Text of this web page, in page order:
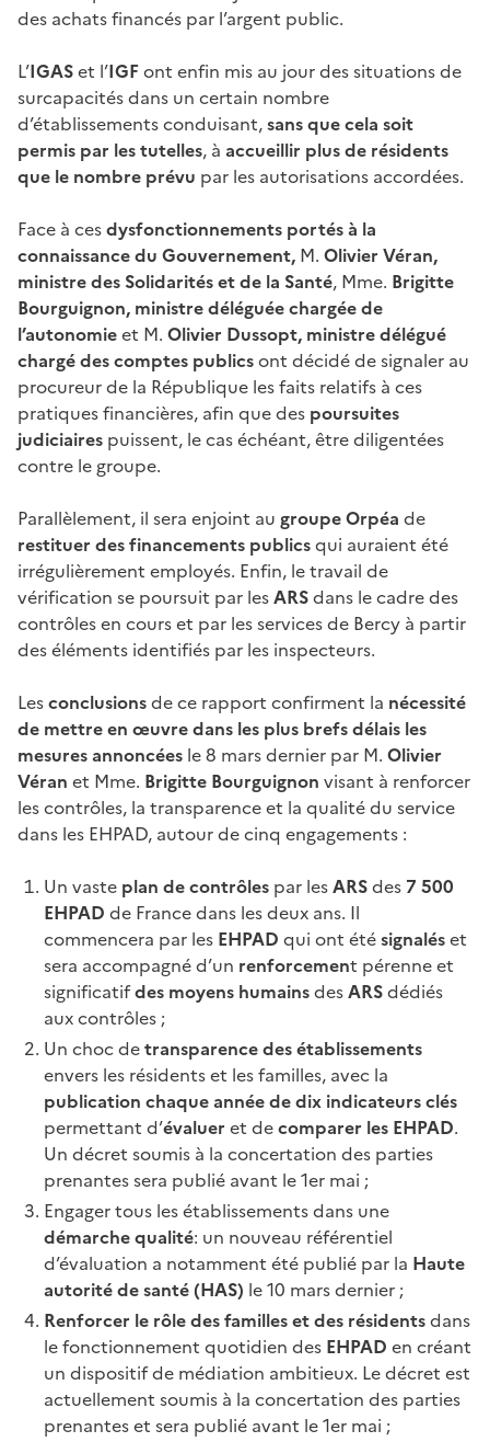
des achats financés par l’argent public.
L’IGASet l’IGFont enfin mis au jour des situations de
surcapacités dans un certain nombre
d’établissements conduisant,sans que cela soit
permis par les tutelles, à accueillir plus de résidents
que le nombre prévu par les autorisations accordées.
Face à cesdysfonctionnements portés à la
connaissance du Gouvernement, M. Olivier Véran,
ministre des Solidarités et de la Santé, Mme. Brigitte
Bourguignon, ministre déléguée chargée de
l’autonomieet M. Olivier Dussopt, ministre délégué
chargé des comptes publicsont décidé de signaler au
procureur de la République les faits relatifs à ces
pratiques financières, afin que des poursuites
judiciaires puissent, le cas échéant, être diligentées
contre le groupe.
Parallèlement, il sera enjoint au groupe Orpéa de
restituer des financements publicsqui auraient été
irrégulièrement employés. Enfin, le travail de
vérification se poursuit par lesARSdans le cadre des
contrôles en cours et par les services de Bercy à partir
des éléments identifiés par les inspecteurs.
Lesconclusionsde ce rapport confirment la nécessité
de mettre en œuvre dans les plus brefs délais les
mesures annoncées le 8 mars dernier par M. Olivier
Véran et Mme. Brigitte Bourguignon visant à renforcer
les contrôles, la transparence et la qualité du service
dans les EHPAD, autour de cinq engagements :
Un vaste plan de contrôles par lesARSdes 7 500
EHPAD de France dans les deux ans. Il
commencera par les EHPAD qui ont étésignaléset
sera accompagné d’un renforcement pérenne et
significatifdes moyens humainsdesARSdédiés
aux contrôles ;
Un choc detransparence des établissements
envers les résidents et les familles, avec la
publication chaque année de dix indicateurs clés
permettant d’évaluer et decomparer les EHPAD.
Un décret soumis à la concertation des parties
prenantes sera publié avant le 1er mai ;
Engager tous les établissements dans une
démarche qualité: un nouveau référentiel
d’évaluation a notamment été publié par la Haute
autorité de santé (HAS) le 10 mars dernier ;
Renforcer le rôle des familles et des résidentsdans
le fonctionnement quotidien des EHPAD en créant
un dispositif de médiation ambitieux. Le décret est
actuellement soumis à la concertation des parties
prenantes et sera publié avant le 1er mai ;